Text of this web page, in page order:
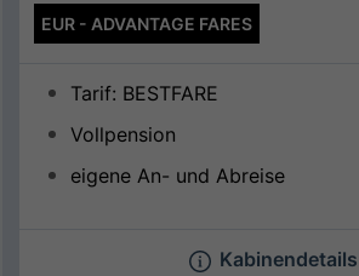
EUR - ADVANTAGE FARES
Tarif: BESTFARE
Vollpension
eigene An- und Abreise
Kabinendetails